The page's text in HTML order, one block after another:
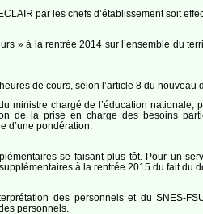
par les chefs d’établissement soit
» à la rentrée 2014 sur l’ensemble du
de cours, selon l’article 8 du nouveau
chargé de l’éducation nationale,
de la prise en charge des besoins
d’une pondération.
se faisant plus tôt. Pour un
à la rentrée 2015 du fait du
des personnels et du SNES-
personnels.